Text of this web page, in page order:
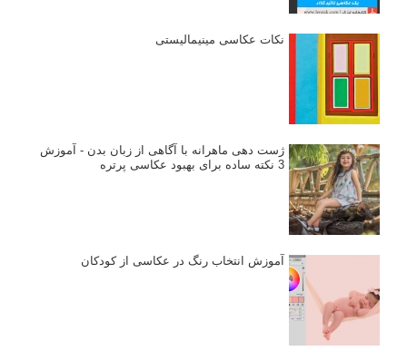
نکات عکاسی مینیمالیستی
ژست دهی ماهرانه با آگاهی از زبان بدن - آموزش
3 نکته ساده برای بهبود عکاسی پرتره
آموزش انتخاب رنگ در عکاسی از کودکان